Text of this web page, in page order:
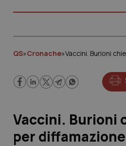
QS»Cronache»Vaccini. Burioni
Vaccini. Burioni
per